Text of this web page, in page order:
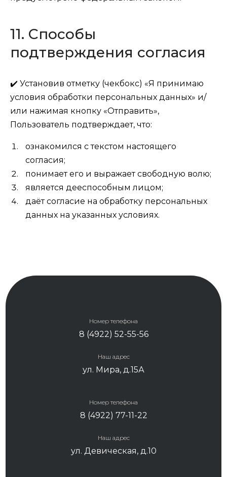
11. Способы
подтверждения согласия
✔️ Установив отметку (чекбокс) «Я принимаю
условия обработки персональных данных» и/
или нажимая кнопку «Отправить»,
Пользователь подтверждает, что:
ознакомился с текстом настоящего
согласия;
понимает его и выражает свободную волю;
является дееспособным лицом;
даёт согласие на обработку персональных
данных на указанных условиях.
Номер телефона
8 (4922) 52-55-56
Наш адрес
ул. Мира, д.15А
Номер телефона
8 (4922) 77-11-22
Наш адрес
ул. Девическая, д.10